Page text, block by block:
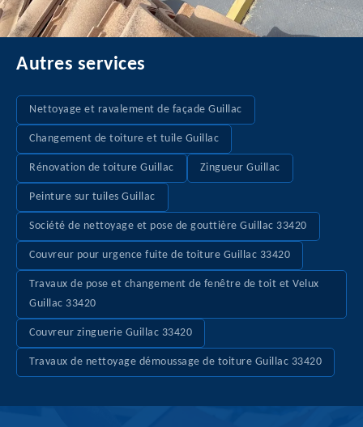
Autres services
Nettoyage et ravalement de façade Guillac
Changement de toiture et tuile Guillac
Rénovation de toiture Guillac Zingueur Guillac
Peinture sur tuiles Guillac
Société de nettoyage et pose de gouttière Guillac 33420
Couvreur pour urgence fuite de toiture Guillac 33420
Travaux de pose et changement de fenêtre de toit et Velux
Guillac 33420
Couvreur zinguerie Guillac 33420
Travaux de nettoyage démoussage de toiture Guillac 33420